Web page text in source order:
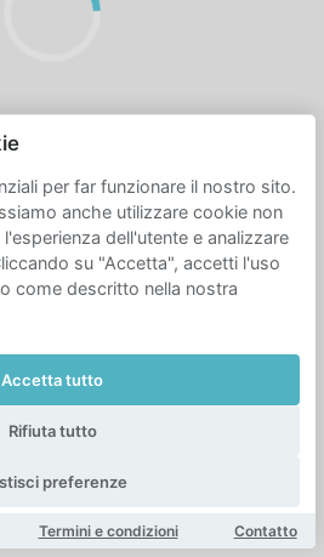
per far funzionare il nostro sito.
anche utilizzare cookie non
dell'utente e analizzare
su "Accetta", accetti l'uso
come descritto nella nostra
Accetta tutto
Rifiuta tutto
preferenze
Termini e condizioni Contatto